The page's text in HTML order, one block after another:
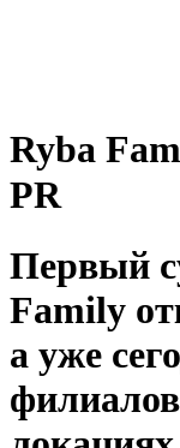
Ryba
PR
Первый
Family
а уже